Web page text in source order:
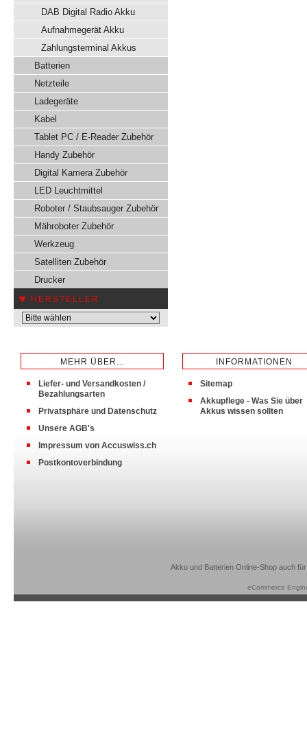
DAB Digital Radio Akku
Aufnahmegerät Akku
Zahlungsterminal Akkus
Batterien
Netzteile
Ladegeräte
Kabel
Tablet PC / E-Reader Zubehör
Handy Zubehör
Digital Kamera Zubehör
LED Leuchtmittel
Roboter / Staubsauger Zubehör
Mähroboter Zubehör
Werkzeug
Satelliten Zubehör
Drucker
HERSTELLER
MEHR ÜBER...
Liefer- und Versandkosten /
Bezahlungsarten
Privatsphäre und Datenschutz
Unsere AGB's
Impressum von Accuswiss.ch
Postkontoverbindung
INFORMATIONEN
Sitemap
Akkupflege - Was Sie über
Akkus wissen sollten
Akku und Batterien Online-Shop auch
eCommerce